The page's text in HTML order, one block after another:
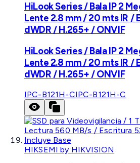
HiLook Series / Bala IP 2
Lente 2.8 mm / 20 mts IR /
dWDR / H.265+ / ONVIF
HiLook Series / Bala IP 2
Lente 2.8 mm / 20 mts IR /
dWDR / H.265+ / ONVIF
IPC-B121H-CIPC-B121H-C
HIKSEMI by HIKVISION